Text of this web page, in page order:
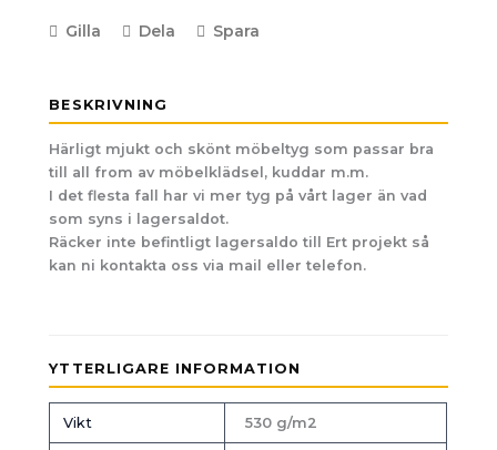
Gilla Dela Spara
BESKRIVNING
Härligt mjukt och skönt möbeltyg som passar bra
till all from av möbelklädsel, kuddar m.m.
I det flesta fall har vi mer tyg på vårt lager än vad
som syns i lagersaldot.
Räcker inte befintligt lagersaldo till Ert projekt så
kan ni kontakta oss via mail eller telefon.
YTTERLIGARE INFORMATION
Vikt 530 g/m2